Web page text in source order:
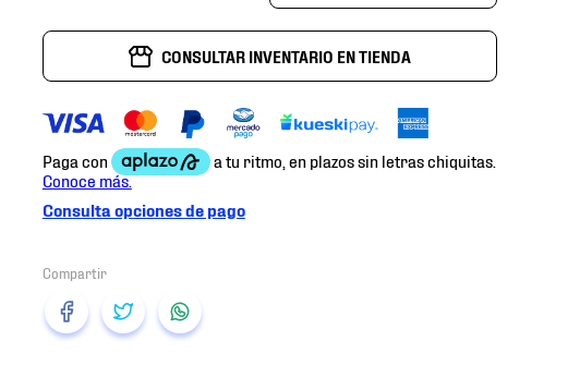
CONSULTAR INVENTARIO EN TIENDA
Consulta opciones de pago